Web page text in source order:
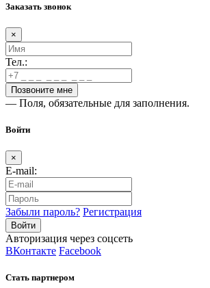
Заказать звонок
×
Тел.:
— Поля, обязательные для заполнения.
Войти
×
E-mail:
Забыли пароль? Регистрация
Авторизация через соцсеть
ВКонтакте Facebook
Стать партнером